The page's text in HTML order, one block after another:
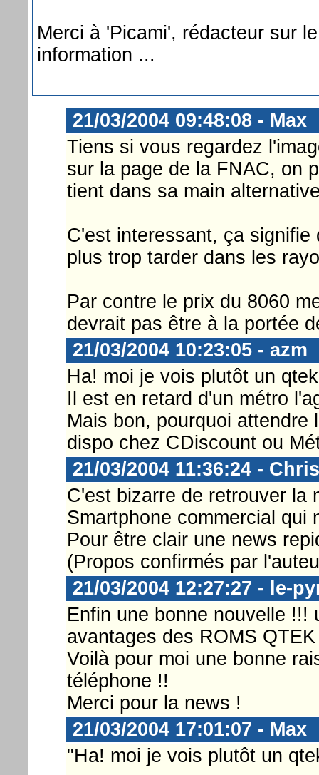
Merci à 'Picami', rédacteur sur
information ...
21/03/2004 09:48:08 - Max
Tiens si vous regardez
sur la page de la FNAC, on
tient dans sa main
C'est interessant, ça
plus trop tarder dans les
Par contre le prix du 8060
devrait pas être à la portée
21/03/2004 10:23:05 - azm
Ha! moi je vois plutôt un
Il est en retard d'un métro
Mais bon, pourquoi
dispo chez CDiscount ou
21/03/2004 11:36:24 -
C'est bizarre de retrouver la
Smartphone commercial qui
Pour être clair une news
(Propos confirmés par
21/03/2004 12:27:27 - le-
Enfin une bonne nouvelle
avantages des ROMS
Voilà pour moi une bonne
téléphone !!
Merci pour la news !
21/03/2004 17:01:07 - Max
"Ha! moi je vois plutôt un